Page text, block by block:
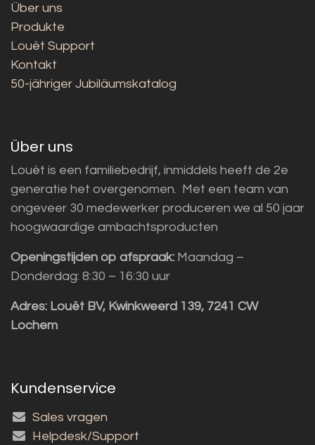
Über uns
Produkte
Louët Support
Kontakt
50-jähriger Jubiläumskatalog
Über uns
Louët is een familiebedrijf, inmiddels heeft de 2e
generatie het overgenomen. Met een team van
ongeveer 30 medewerker produceren we al 50 jaar
hoogwaardige ambachtsproducten
Openingstijden op afspraak: Maandag –
Donderdag: 8:30 – 16:30 uur
Adres: Louët BV, Kwinkweerd 139, 7241 CW
Lochem
Kundenservice
Sales vragen
Helpdesk/Support